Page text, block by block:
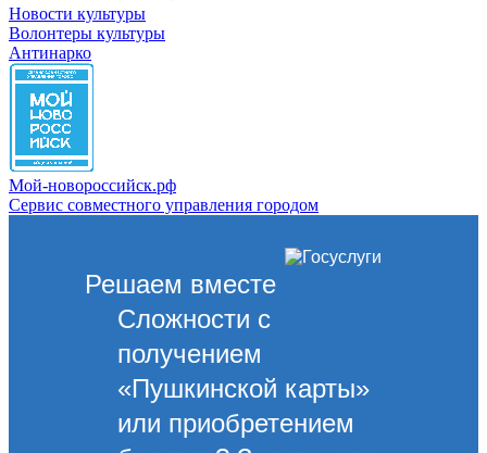
Новости культуры
Волонтеры культуры
Антинарко
Мой-новороссийск.рф
Сервис совместного управления городом
Решаем вместе
Сложности с
получением
«Пушкинской карты»
или приобретением